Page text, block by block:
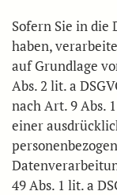
Sofern Sie in
haben,
auf Grundlage
Abs. 2 lit. a
nach Art. 9 Abs.
einer
49 Abs. 1 lit. a